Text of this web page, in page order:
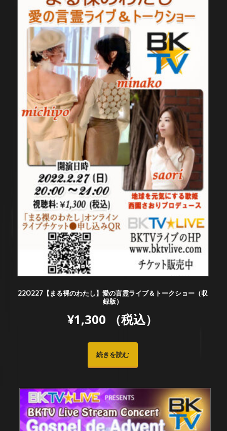
220227【まる裸のわたし】愛の言霊ライブ＆トークショー（収
録版）
¥1,300 （税込）
続きを読む